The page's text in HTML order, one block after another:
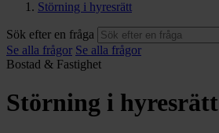
Störning i hyresrätt
Sök efter en fråga
Se alla frågor Se alla frågor
Bostad & Fastighet
Störning i hyresrätt